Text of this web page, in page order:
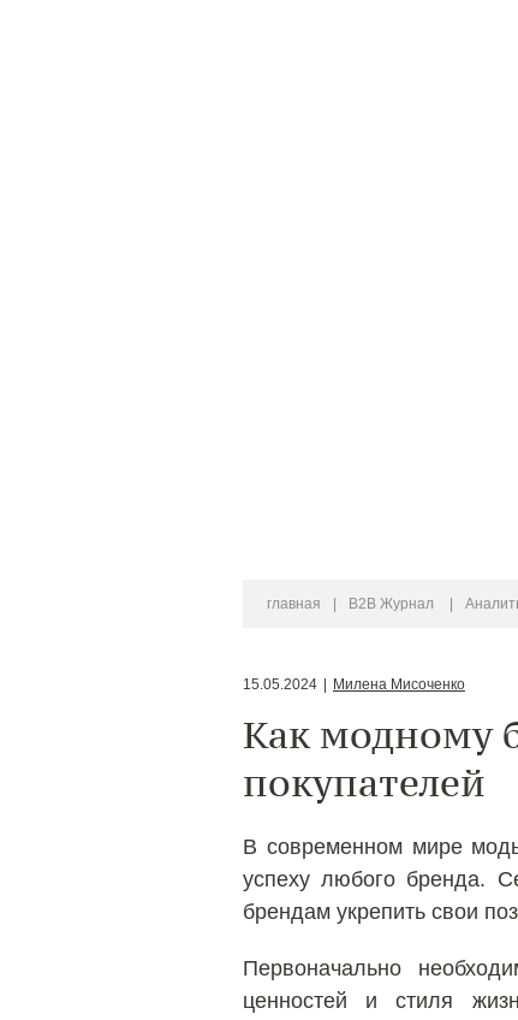
главная B2B Журнал
15.05.2024 Милена Мисоченко
Как модному
покупателей
В современном мире
успеху любого бренда.
брендам укрепить свои
Первоначально
ценностей и стиля